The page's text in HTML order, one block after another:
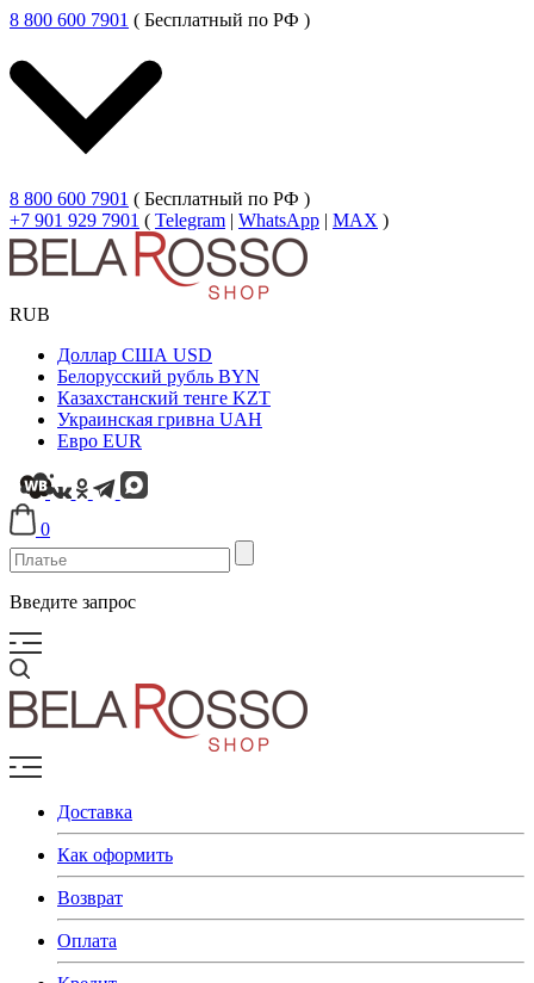
8 800 600 7901 ( Бесплатный по РФ )
8 800 600 7901 ( Бесплатный по РФ )
+7 901 929 7901 ( Telegram | WhatsApp | MAX )
RUB
Доллар США USD
Белорусский рубль BYN
Казахстанский тенге KZT
Украинская гривна UAH
Евро EUR
0
Введите запрос
Доставка
Как оформить
Возврат
Оплата